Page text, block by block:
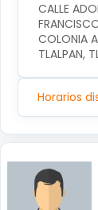
CALLE
COLONIA
TLALPAN,
Horarios